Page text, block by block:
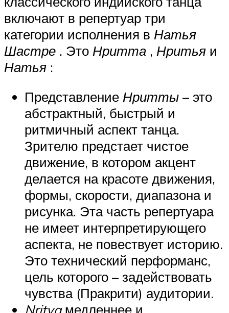
включают в репертуар три
категории исполнения в Натья
Шастре . Это Нритта , Нритья и
Натья :
Представление Нритты – это
абстрактный, быстрый и
ритмичный аспект танца.
Зрителю предстает чистое
движение, в котором акцент
делается на красоте движения,
формы, скорости, диапазона и
рисунка. Эта часть репертуара
не имеет интерпретирующего
аспекта, не повествует историю.
Это технический перформанс,
цель которого – задействовать
чувства (Пракрити) аудитории.
Nrityaмедленнее и